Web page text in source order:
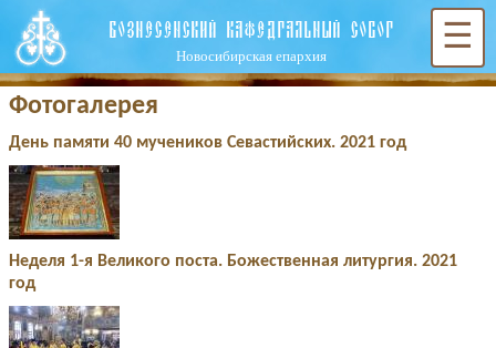
ВОЗНЕСЕНСКИЙ КАФЕДРАЛЬНЫЙ СОБОР
Новосибирская епархия ☰
Фотогалерея
День памяти 40 мучеников Севастийских. 2021 год
Неделя 1-я Великого поста. Божественная литургия. 2021
год